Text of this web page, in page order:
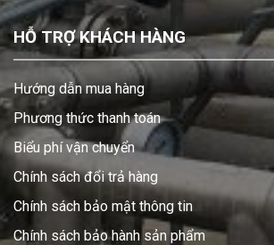
HỖ TRỢ KHÁCH HÀNG
Hướng dẫn mua hàng
Phương thức thanh toán
Biểu phí vận chuyển
Chính sách đổi trả hàng
Chính sách bảo mật thông tin
Chính sách bảo hành sản phẩm